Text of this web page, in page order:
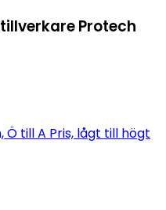
Protech
Ö till A Pris, lågt till högt